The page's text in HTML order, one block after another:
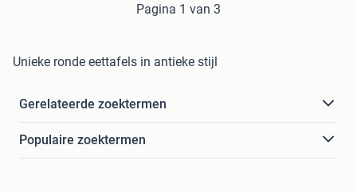
Pagina 1 van 3
Unieke ronde eettafels in antieke stijl
Gerelateerde zoektermen
Populaire zoektermen